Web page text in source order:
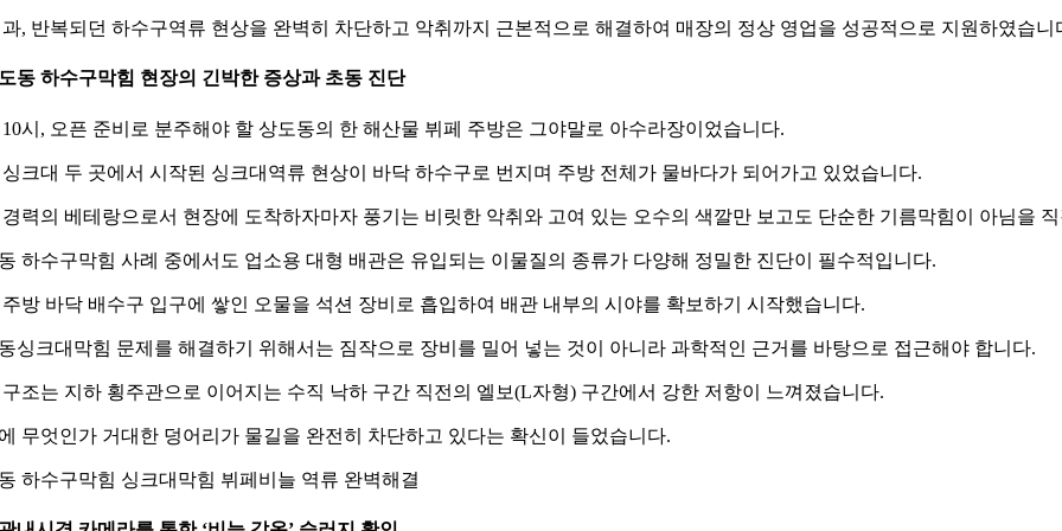
, 반복되던 하수구역류 현상을 완벽히 차단하고 악취까지 근본적으로 해결하여 매장의 정상 영업을 성공적으로 지원하였습니
동 하수구막힘 현장의 긴박한 증상과 초동 진단
시, 오픈 준비로 분주해야 할 상도동의 한 해산물 뷔페 주방은 그야말로 아수라장이었습니다.
크대 두 곳에서 시작된 싱크대역류 현상이 바닥 하수구로 번지며 주방 전체가 물바다가 되어가고 있었습니다.
경력의 베테랑으로서 현장에 도착하자마자 풍기는 비릿한 악취와 고여 있는 오수의 색깔만 보고도 단순한 기름막힘이 아님을
하수구막힘 사례 중에서도 업소용 대형 배관은 유입되는 이물질의 종류가 다양해 정밀한 진단이 필수적입니다.
방 바닥 배수구 입구에 쌓인 오물을 석션 장비로 흡입하여 배관 내부의 시야를 확보하기 시작했습니다.
싱크대막힘 문제를 해결하기 위해서는 짐작으로 장비를 밀어 넣는 것이 아니라 과학적인 근거를 바탕으로 접근해야 합니다.
조는 지하 횡주관으로 이어지는 수직 낙하 구간 직전의 엘보(L자형) 구간에서 강한 저항이 느껴졌습니다.
무엇인가 거대한 덩어리가 물길을 완전히 차단하고 있다는 확신이 들었습니다.
하수구막힘 싱크대막힘 뷔페비늘 역류 완벽해결